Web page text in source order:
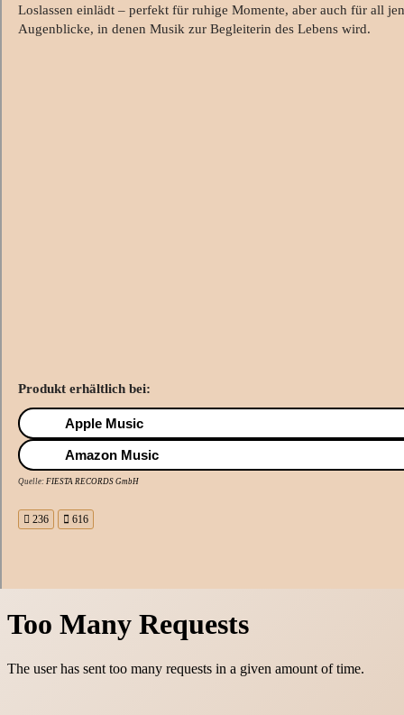
Loslassen einlädt – perfekt für ruhige Momente, aber auch für all
Augenblicke, in denen Musik zur Begleiterin des Lebens wird.
Produkt erhältlich bei:
Apple Music
Amazon Music
Quelle: FIESTA RECORDS GmbH
236 616